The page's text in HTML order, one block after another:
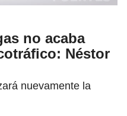
no acaba
Néstor
nuevamente la